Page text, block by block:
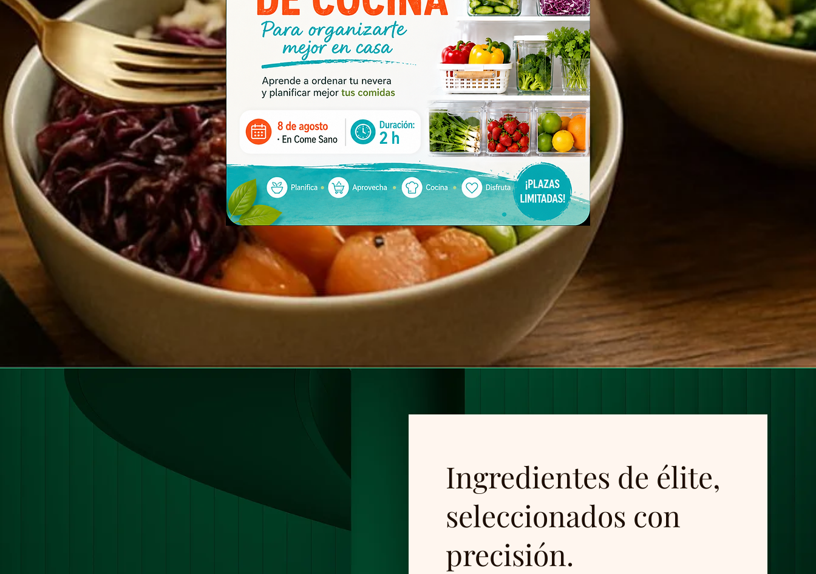
Ingredientes de élite,
seleccionados con
precisión.